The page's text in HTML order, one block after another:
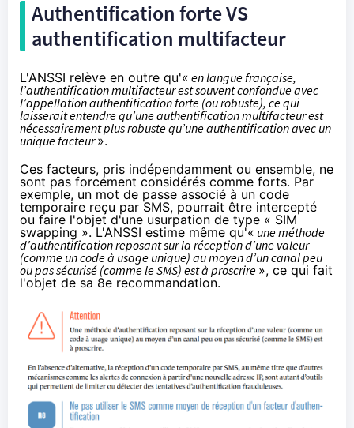
Authentification forte VS
authentification multifacteur
L'ANSSI relève en outre qu'« en langue française,
l’authentification multifacteur est souvent confondue avec
l’appellation authentification forte (ou robuste), ce qui
laisserait entendre qu’une authentification multifacteur est
nécessairement plus robuste qu’une authentification avec un
unique facteur».
Ces facteurs, pris indépendamment ou ensemble, ne
sont pas forcément considérés comme forts. Par
exemple, un mot de passe associé à un code
temporaire reçu par SMS, pourrait être intercepté
ou faire l'objet d'une usurpation de type « SIM
swapping ». L'ANSSI estime même qu'« une méthode
d’authentification reposant sur la réception d’une valeur
(comme un code à usage unique) au moyen d’un canal peu
ou pas sécurisé (comme le SMS) est à proscrire », ce qui fait
l'objet de sa 8e recommandation.